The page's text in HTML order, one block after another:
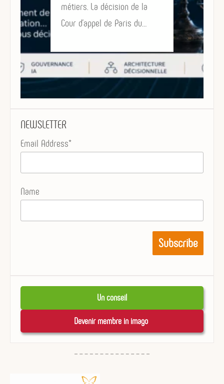
métiers. La décision de la
Cour d’appel de Paris du…
NEWSLETTER
Email Address*
Name
Un conseil
Devenir membre in imago